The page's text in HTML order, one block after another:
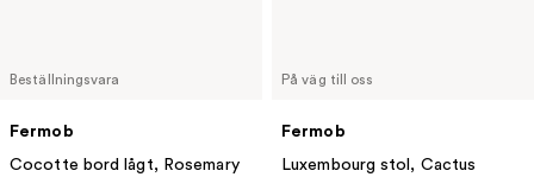
Beställningsvara
Fermob
Cocotte bord lågt, Rosemary
På väg till oss
Fermob
Luxembourg stol, Cactus